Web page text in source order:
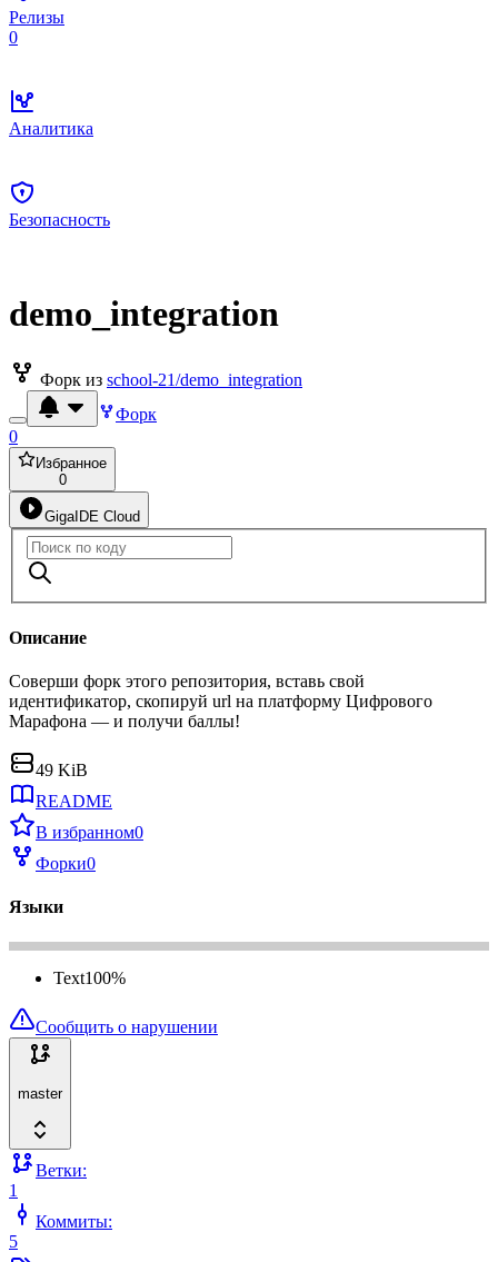
Релизы
0
Аналитика
Безопасность
demo_integration
Форк из school-21/demo_integration
Форк
0
Избранное
0
GigaIDE Cloud
Описание
Соверши форк этого репозитория, вставь свой
идентификатор, скопируй url на платформу Цифрового
Марафона — и получи баллы!
49 KiB
README
В избранном0
Форки0
Языки
Text100%
Сообщить о нарушении
master
Ветки:
1
Коммиты:
5